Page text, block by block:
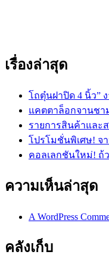
เรื่องล่าสุด
โถตุ๋นฝาปิด 4 นิ้ว”
แคตตาล็อกจานชา
รายการสินค้าและส
โปรโมชั่นพิเศษ! จ
คอลเลกชันใหม่! ถ้ว
ความเห็นล่าสุด
A WordPress
คลังเก็บ